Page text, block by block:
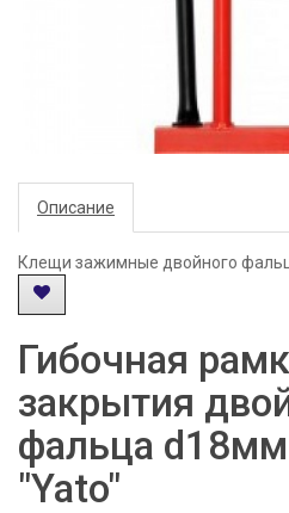
Описание
Клещи зажимные двойного
Гибочная
закрытия
фальца
"Yato"